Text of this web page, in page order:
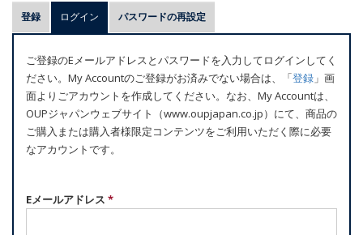
プ
ラ
マ
リ
ー
タ
ブ
登録 ログイン (アクティブなタブ)
パスワードの再設定
ご登録のEメールアドレスとパスワードを入力してログインしてく
ださい。My Accountのご登録がお済みでない場合は、「登録 」画
面よりごアカウントを作成してください。なお、My Accountは、
OUPジャパンウェブサイト（www.oupjapan.co.jp）にて、商品の
ご購入または購入者様限定コンテンツをご利用いただく際に必要
なアカウントです。
Eメールアドレス *